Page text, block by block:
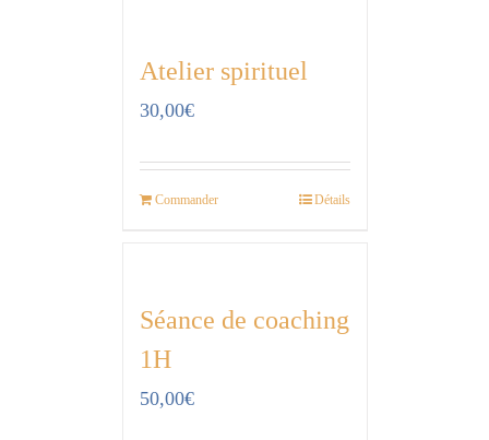
Atelier spirituel
30,00€
Commander Détails
Séance de coaching
1H
50,00€